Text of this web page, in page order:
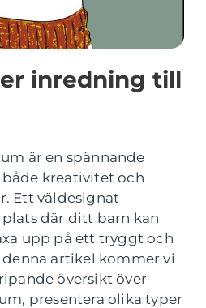
inredning till
är en spännande
kreativitet och
Ett väldesignat
där ditt barn kan
upp på ett tryggt och
artikel kommer vi
översikt över
presentera olika typer